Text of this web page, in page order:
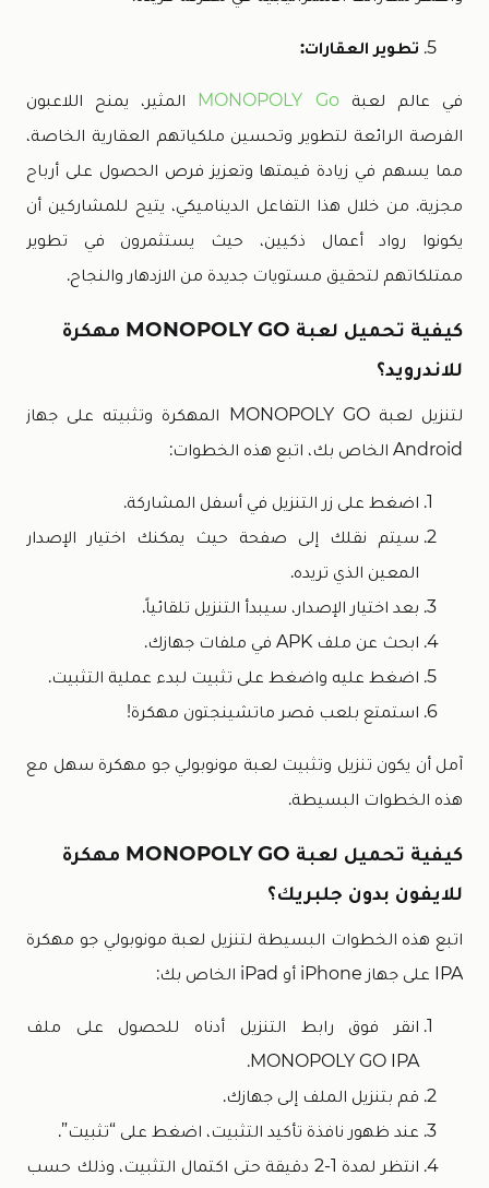
تطوير العقارات:
في عالم لعبةMONOPOLY Go المثير، يمنح اللاعبون
الفرصة الرائعة لتطوير وتحسين ملكياتهم العقارية الخاصة،
مما يسهم في زيادة قيمتها وتعزيز فرص الحصول على أرباح
مجزية. من خلال هذا التفاعل الديناميكي، يتيح للمشاركين أن
يكونوا رواد أعمال ذكيين، حيث يستثمرون في تطوير
ممتلكاتهم لتحقيق مستويات جديدة من الازدهار والنجاح.
كيفية تحميل لعبة MONOPOLY GO مهكرة
للاندرويد؟
لتنزيل لعبة MONOPOLY GO المهكرة وتثبيته على جهاز
Android الخاص بك، اتبع هذه الخطوات:
اضغط على زر التنزيل في أسفل المشاركة.
سيتم نقلك إلى صفحة حيث يمكنك اختيار الإصدار
المعين الذي تريده.
بعد اختيار الإصدار، سيبدأ التنزيل تلقائياً.
ابحث عن ملف APK في ملفات جهازك.
اضغط عليه واضغط على تثبيت لبدء عملية التثبيت.
استمتع بلعب قصر ماتشينجتون مهكرة!
آمل أن يكون تنزيل وتثبيت لعبة مونوبولي جو مهكرة سهل مع
هذه الخطوات البسيطة.
كيفية تحميل لعبة MONOPOLY GO مهكرة
للايفون بدون جلبريك؟
اتبع هذه الخطوات البسيطة لتنزيل لعبة مونوبولي جو مهكرة
IPA على جهاز iPhone أو iPad الخاص بك:
انقر فوق رابط التنزيل أدناه للحصول على ملف
MONOPOLY GO IPA.
قم بتنزيل الملف إلى جهازك.
عند ظهور نافذة تأكيد التثبيت، اضغط على “تثبيت”.
انتظر لمدة 1-2 دقيقة حتى اكتمال التثبيت، وذلك حسب